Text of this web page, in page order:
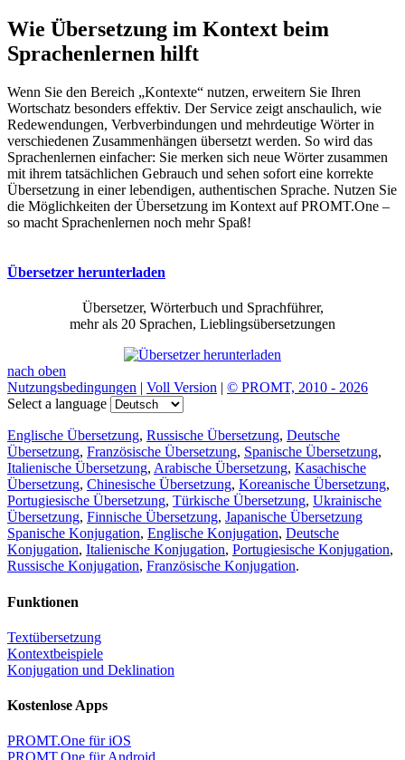
Wie Übersetzung im Kontext beim
Sprachenlernen hilft
Wenn Sie den Bereich „Kontexte“ nutzen, erweitern Sie Ihren
Wortschatz besonders effektiv. Der Service zeigt anschaulich, wie
Redewendungen, Verbverbindungen und mehrdeutige Wörter in
verschiedenen Zusammenhängen übersetzt werden. So wird das
Sprachenlernen einfacher: Sie merken sich neue Wörter zusammen
mit ihrem tatsächlichen Gebrauch und sehen sofort eine korrekte
Übersetzung in einer lebendigen, authentischen Sprache. Nutzen Sie
die Möglichkeiten der Übersetzung im Kontext auf PROMT.One –
so macht Sprachenlernen noch mehr Spaß!
Übersetzer herunterladen
Übersetzer, Wörterbuch und Sprachführer,
mehr als 20 Sprachen, Lieblingsübersetzungen
nach oben
Nutzungsbedingungen | Voll Version | © PROMT, 2010 - 2026
Select a language
Englische Übersetzung, Russische Übersetzung, Deutsche
Übersetzung, Französische Übersetzung, Spanische Übersetzung,
Italienische Übersetzung, Arabische Übersetzung, Kasachische
Übersetzung, Chinesische Übersetzung, Koreanische Übersetzung,
Portugiesische Übersetzung, Türkische Übersetzung, Ukrainische
Übersetzung, Finnische Übersetzung, Japanische Übersetzung
Spanische Konjugation, Englische Konjugation, Deutsche
Konjugation, Italienische Konjugation, Portugiesische Konjugation,
Russische Konjugation, Französische Konjugation.
Funktionen
Textübersetzung
Kontextbeispiele
Konjugation und Deklination
Kostenlose Apps
PROMT.One für iOS